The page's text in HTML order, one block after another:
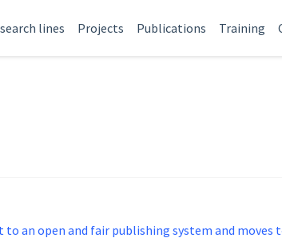
lines Projects Publications Training
an open and fair publishing system and